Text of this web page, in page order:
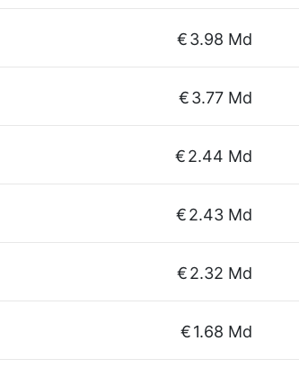
€3.98 Md
€3.77 Md
€2.44 Md
€2.43 Md
€2.32 Md
€1.68 Md